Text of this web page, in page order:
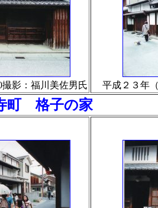
撮影：福川美佐男氏 平成２３年
町 格子の家